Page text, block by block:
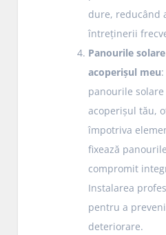
dure, reducând
întreținerii
Panourile
acoperișul meu
panourile
acoperișul tău,
împotriva
fixează
compromit
Instalarea
pentru a
deteriorare.